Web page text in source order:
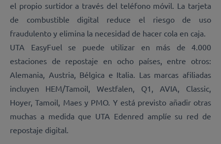
el propio surtidor a través del teléfono móvil. La tarjeta
de combustible digital reduce el riesgo de uso
fraudulento y elimina la necesidad de hacer cola en caja.
UTA EasyFuel se puede utilizar en más de 4.000
estaciones de repostaje en ocho países, entre otros:
Alemania, Austria, Bélgica e Italia. Las marcas afiliadas
incluyen HEM/Tamoil, Westfalen, Q1, AVIA, Classic,
Hoyer, Tamoil, Maes y PMO. Y está previsto añadir otras
muchas a medida que UTA Edenred amplíe su red de
repostaje digital.